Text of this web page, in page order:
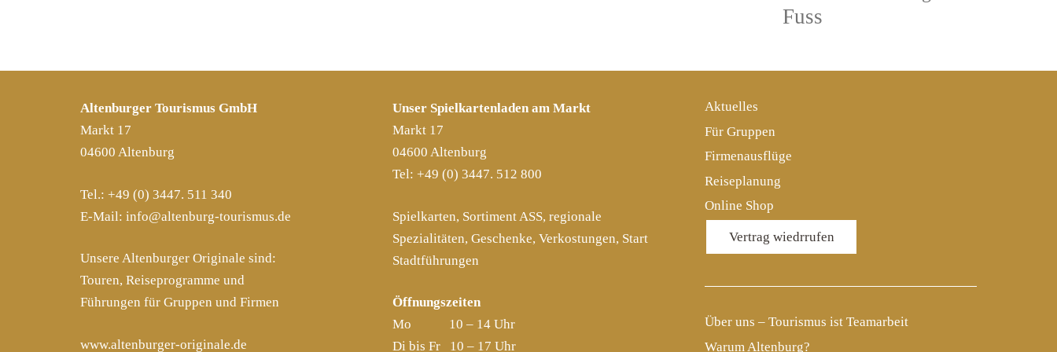
Fuss
Altenburger Tourismus GmbH
Markt 17
04600 Altenburg
Tel.: +49 (0) 3447. 511 340
E-Mail: info@altenburg-tourismus.de
Unsere Altenburger Originale sind:
Touren, Reiseprogramme und
Führungen für Gruppen und Firmen
www.altenburger-originale.de
Unser Spielkartenladen am Markt
Markt 17
04600 Altenburg
Tel: +49 (0) 3447. 512 800
Spielkarten, Sortiment ASS, regionale
Spezialitäten, Geschenke, Verkostungen, Start
Stadtführungen
Öffnungszeiten
Mo 10 – 14 Uhr
Di bis Fr 10 – 17 Uhr
Aktuelles
Für Gruppen
Firmenausflüge
Reiseplanung
Online Shop
Vertrag wiedrrufen
Über uns – Tourismus ist Teamarbeit
Warum Altenburg?